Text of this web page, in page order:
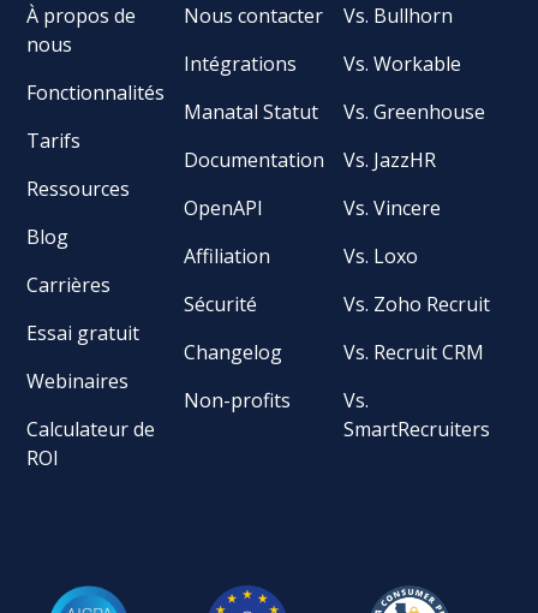
À propos de
nous
Fonctionnalités
Tarifs
Ressources
Blog
Carrières
Essai gratuit
Webinaires
Calculateur de
ROI
Nous contacter
Intégrations
Manatal Statut
Documentation
OpenAPI
Affiliation
Sécurité
Changelog
Non-profits
Vs. Bullhorn
Vs. Workable
Vs. Greenhouse
Vs. JazzHR
Vs. Vincere
Vs. Loxo
Vs. Zoho Recruit
Vs. Recruit CRM
Vs.
SmartRecruiters